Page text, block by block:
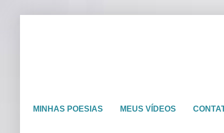
MINHAS POESIAS MEUS VÍDEOS